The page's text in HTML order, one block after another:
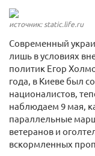
источник: static.life.ru
Современный
лишь в условиях
политик Егор
года, в Киеве был
националистов,
наблюдаем 9 мая,
параллельные
ветеранов и
вскормленных